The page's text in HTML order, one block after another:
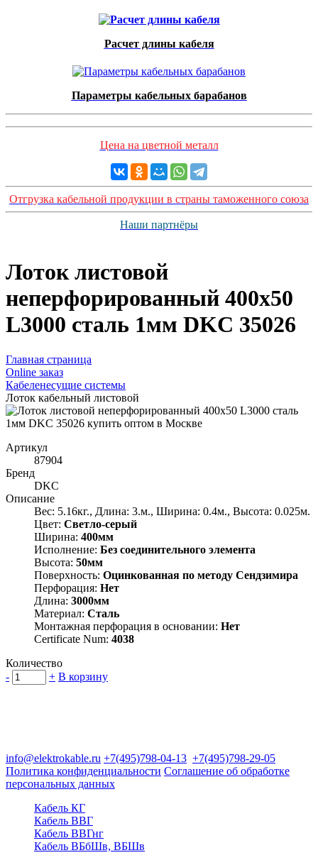
Расчет длины кабеля
Параметры кабельных барабанов
Цена на цветной металл
Отгрузка кабельной продукции в страны таможенного союза
Наши партнёры
Лоток листовой
неперфорированный 400х50
L3000 сталь 1мм DKC 35026
Главная страница
Оnline заказ
Кабеленесущие системы
Лоток кабельный листовой
Артикул
87904
Бренд
DKC
Описание
Вес: 5.16кг., Длина: 3.м., Ширина: 0.4м., Высота: 0.025м.
Цвет: Светло-серый
Ширина: 400мм
Исполнение: Без соединительного элемента
Высота: 50мм
Поверхность: Оцинкованная по методу Сендзимира
Перфорация: Нет
Длина: 3000мм
Материал: Сталь
Монтажная перфорация в основании: Нет
Certificate Num: 4038
Количество
-
+ В корзину
info@elektrokable.ru +7(495)798-04-13 +7(495)798-29-05
Политика конфиденциальности Соглашение об обработке
персональных данных
Кабель КГ
Кабель ВВГ
Кабель ВВГнг
Кабель ВБбШв, ВБШв